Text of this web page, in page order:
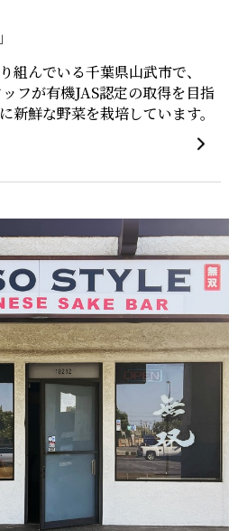
組んでいる千葉県山武市で、
フが有機JAS認定の取得を目指
新鮮な野菜を栽培しています。